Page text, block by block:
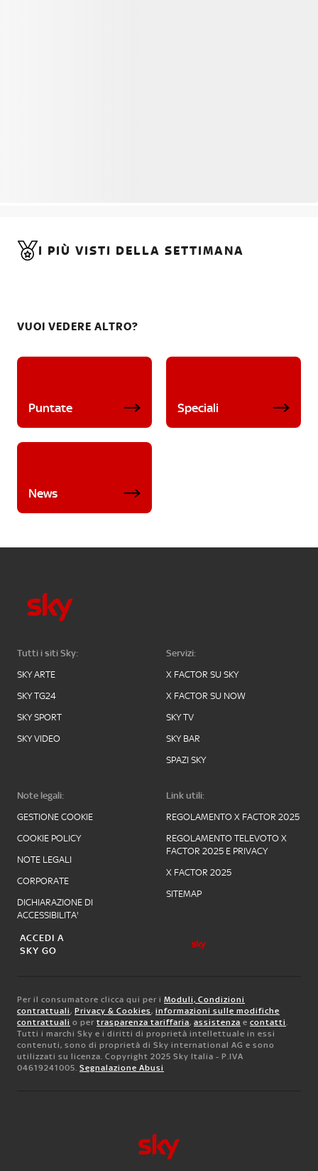
I PIÙ VISTI DELLA SETTIMANA
VUOI VEDERE ALTRO?
Puntate Speciali
News
Tutti i siti Sky:
SKY ARTE
SKY TG24
SKY SPORT
SKY VIDEO
Servizi:
X FACTOR SU SKY
X FACTOR SU NOW
SKY TV
SKY BAR
SPAZI SKY
Note legali:
GESTIONE COOKIE
COOKIE POLICY
NOTE LEGALI
CORPORATE
DICHIARAZIONE DI
ACCESSIBILITA'
Link utili:
REGOLAMENTO X FACTOR 2025
REGOLAMENTO TELEVOTO X
FACTOR 2025 E PRIVACY
X FACTOR 2025
SITEMAP
ACCEDI A
SKY GO
Per il consumatore clicca qui per i Moduli, Condizioni
contrattuali, Privacy & Cookies, informazioni sulle modifiche
contrattuali o per trasparenza tariffaria, assistenza e contatti.
Tutti i marchi Sky e i diritti di proprietà intellettuale in essi
contenuti, sono di proprietà di Sky international AG e sono
utilizzati su licenza. Copyright 2025 Sky Italia - P.IVA
04619241005. Segnalazione Abusi